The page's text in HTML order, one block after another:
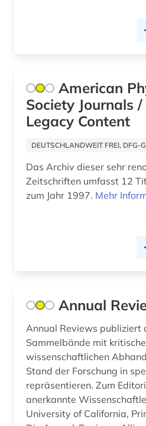
bildungswesen (1)
bildverarbeitung (1)
biografie (5)
biomedizin (1)
biotechnologie (2)
biowissenschaften (10)
bodenkunde (2)
Skandinavien (2)
Slowenien (4)
Spanien (7)
Suedamerika (7)
Suedostasien (4)
Suedosteuropa (7)
Tuerkei (3)
Ungarn (6)
Zypern (1)
American
Society Journals
Legacy Content
DEUTSCHLANDWEIT FREI, DFG-
Das Archiv dieser sehr
Zeitschriften umfasst 12
zum Jahr 1997. Mehr
Annual
Annual Reviews publiziert
Sammelbände mit
wissenschaftlichen
Stand der Forschung in
repräsentieren. Zum
anerkannte
University of California,